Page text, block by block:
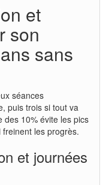
et
son
sans
séances
puis trois si tout va
des 10% évite les pics
les progrès.
et journées